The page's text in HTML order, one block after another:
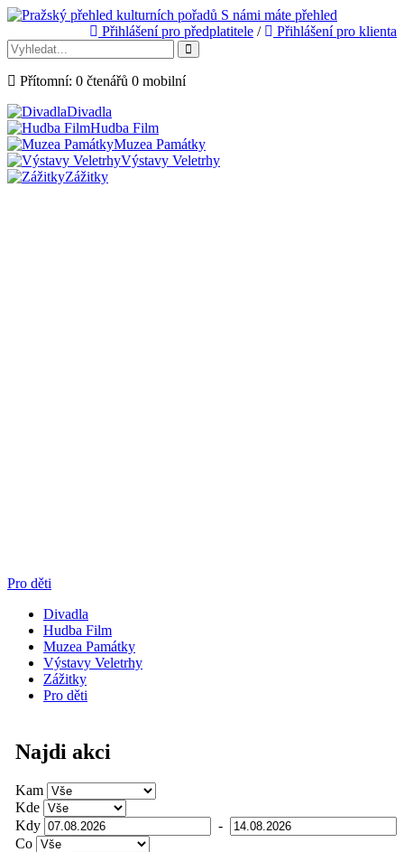
S námi máte přehled
Přihlášení pro předplatitele / Přihlášení pro klienta
Přítomní: 0 čtenářů 0 mobilní
Divadla
Hudba Film
Muzea Památky
Výstavy Veletrhy
Zážitky
Pro děti
Divadla
Hudba Film
Muzea Památky
Výstavy Veletrhy
Zážitky
Pro děti
Najdi akci
Kam
Kde
Kdy
-
Co